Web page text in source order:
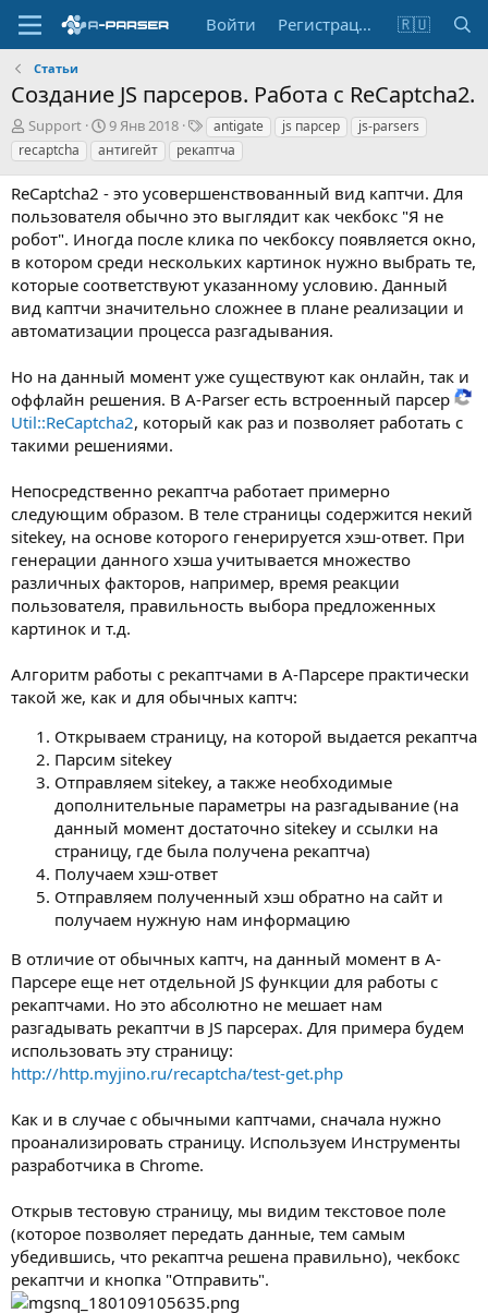
Войти Регистрация 🇷🇺
Статьи
Создание JS парсеров. Работа с ReCaptcha2.
А
в
т
р
Support
Д
а
т
с
о
з
д
а
н
я
9 Янв 2018
Т
е
г
antigate js парсер
js-parsers
recaptcha
антигейт рекаптча
ReCaptcha2 - это усовершенствованный вид каптчи. Для
пользователя обычно это выглядит как чекбокс "Я не
робот". Иногда после клика по чекбоксу появляется окно,
в котором среди нескольких картинок нужно выбрать те,
которые соответствуют указанному условию. Данный
вид каптчи значительно сложнее в плане реализации и
автоматизации процесса разгадывания.
Но на данный момент уже существуют как онлайн, так и
оффлайн решения. В A-Parser есть встроенный парсер
Util::ReCaptcha2, который как раз и позволяет работать с
такими решениями.
Непосредственно рекаптча работает примерно
следующим образом. В теле страницы содержится некий
sitekey, на основе которого генерируется хэш-ответ. При
генерации данного хэша учитывается множество
различных факторов, например, время реакции
пользователя, правильность выбора предложенных
картинок и т.д.
Алгоритм работы с рекаптчами в А-Парсере практически
такой же, как и для обычных каптч:
Открываем страницу, на которой выдается рекаптча
Парсим sitekey
Отправляем sitekey, а также необходимые
дополнительные параметры на разгадывание (на
данный момент достаточно sitekey и ссылки на
страницу, где была получена рекаптча)
Получаем хэш-ответ
Отправляем полученный хэш обратно на сайт и
получаем нужную нам информацию
В отличие от обычных каптч, на данный момент в А-
Парсере еще нет отдельной JS функции для работы с
рекаптчами. Но это абсолютно не мешает нам
разгадывать рекаптчи в JS парсерах. Для примера будем
использовать эту страницу:
http://http.myjino.ru/recaptcha/test-get.php
Как и в случае с обычными каптчами, сначала нужно
проанализировать страницу. Используем Инструменты
разработчика в Chrome.
Открыв тестовую страницу, мы видим текстовое поле
(которое позволяет передать данные, тем самым
убедившись, что рекаптча решена правильно), чекбокс
рекаптчи и кнопка "Отправить".